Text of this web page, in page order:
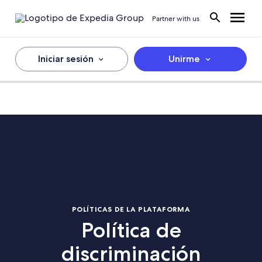
Partner with us
Iniciar sesión Unirme
POLÍTICAS DE LA PLATAFORMA
Política de
discriminación